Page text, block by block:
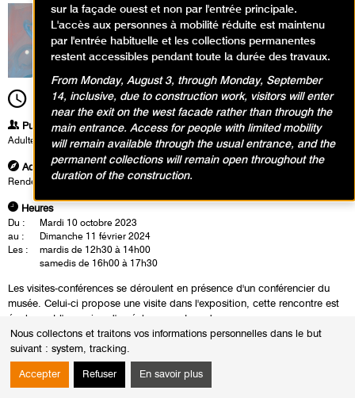
Nous collectons et traitons vos informations personnelles dans le but
suivant : system, tracking.
Accepter Refuser En savoir plus
16h00 Durée1h30
Publics
Adultes
Adresse
Rendez-vous à l'accueil du musée
Heures
Du :
Mardi 10 octobre 2023
au :
Dimanche 11 février 2024
Les :
mardis de 12h30 à 14h00
samedis de 16h00 à 17h30
Les visites-conférences se déroulent en présence d'un conférencier du
musée. Celui-ci propose une visite dans l'exposition, cette rencontre est
également l'occasion d'un échange autour des oeuvres.
sur la façade ouest et non par l'entrée principale.
L'accès aux personnes à mobilité réduite est maintenu
par l'entrée habituelle et les collections permanentes
restent accessibles pendant toute la durée des travaux.
From Monday, August 3, through Monday, September
14, inclusive, due to construction work, visitors will enter
near the exit on the west facade rather than through the
main entrance. Access for people with limited mobility
will remain available through the usual entrance, and the
permanent collections will remain open throughout the
duration of the construction.